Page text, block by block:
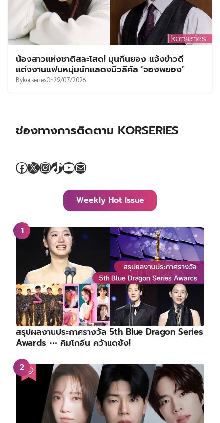
น้องสาวแห่งชาติสละโสด! มุนกึนยอง แจ้งข่าวดี
แต่งงานแฟนหนุ่มนักแสดงมิวสิคัล ‘จองพยอง’
BykorseriesOn29/07/2026
ช่องทางการติดตาม KORSERIES
Facebook
X Instagram
TikTok
YouTube
Mail
Weekly Hot Issue
สรุปผลงานประกาศรางวัล 5th Blue Dragon Series
Awards ⋯ คิมโกอึน คว้าแดซัง!